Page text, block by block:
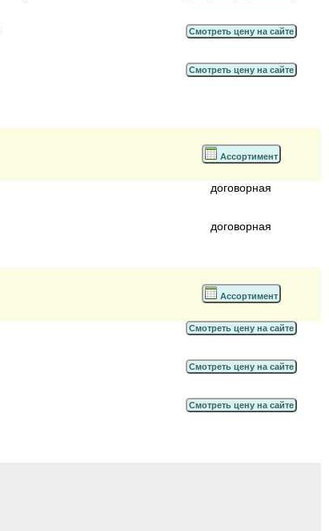
Смотреть цену на сайте
Смотреть цену на сайте
Ассортимент
договорная
договорная
Ассортимент
Смотреть цену на сайте
Смотреть цену на сайте
Смотреть цену на сайте